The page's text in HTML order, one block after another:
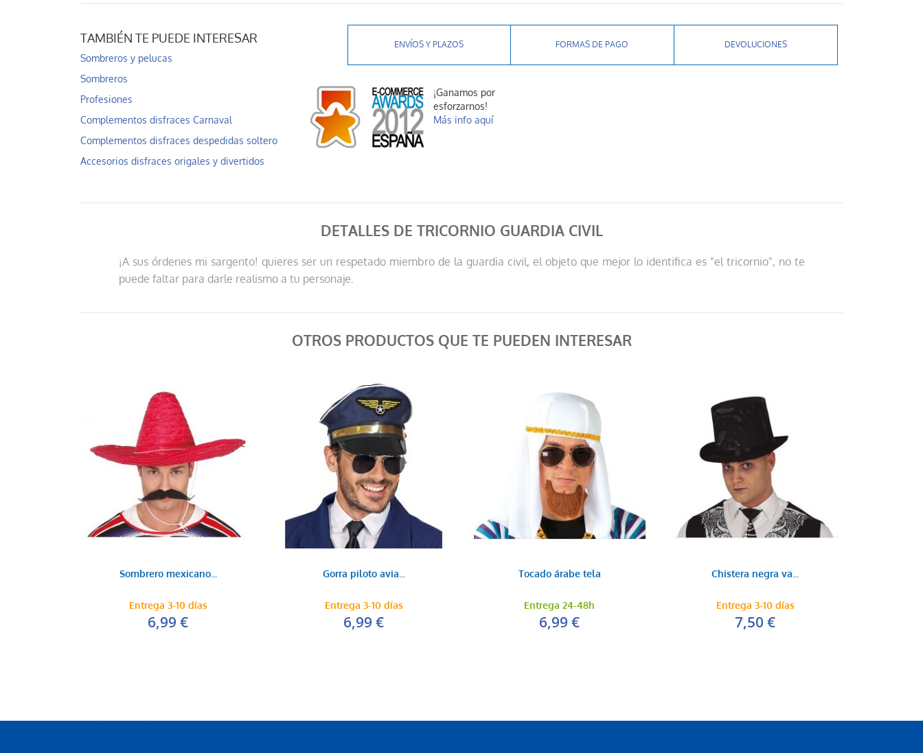
TAMBIÉN TE PUEDE INTERESAR
Sombreros y pelucas
Sombreros
Profesiones
Complementos disfraces Carnaval
Complementos disfraces despedidas soltero
Accesorios disfraces origales y divertidos
ENVÍOS Y PLAZOS FORMAS DE PAGO DEVOLUCIONES
¡Ganamos por
esforzarnos!
Más info aquí
DETALLES DE TRICORNIO GUARDIA CIVIL
¡A sus órdenes mi sargento! quieres ser un respetado miembro de la guardia civil, el objeto que mejor lo identifica es "el tricornio", no te
puede faltar para darle realismo a tu personaje.
OTROS PRODUCTOS QUE TE PUEDEN INTERESAR
Sombrero mexicano...
Entrega 3-10 días
6,99 €
Gorra piloto avia...
Entrega 3-10 días
6,99 €
Tocado árabe tela
Entrega 24-48h
6,99 €
Chistera negra va...
Entrega 3-10 días
7,50 €